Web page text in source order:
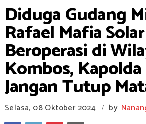
Diduga Gudang
Rafael Mafia Solar
Beroperasi di
Kombos,
Jangan Tutup
Selasa, 08 Oktober 2024 / by